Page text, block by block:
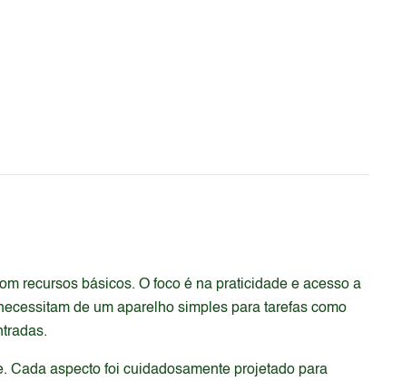
recursos básicos. O foco é na praticidade e acesso a
de um aparelho simples para tarefas como
Cada aspecto foi cuidadosamente projetado para